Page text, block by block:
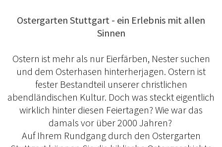
Ostergarten Stuttgart - ein Erlebnis mit allen
Sinnen
Ostern ist mehr als nur Eierfärben, Nester suchen
und dem Osterhasen hinterherjagen. Ostern ist
fester Bestandteil unserer christlichen
abendländischen Kultur. Doch was steckt eigentlich
wirklich hinter diesen Feiertagen? Wie war das
damals vor über 2000 Jahren?
Auf Ihrem Rundgang durch den Ostergarten